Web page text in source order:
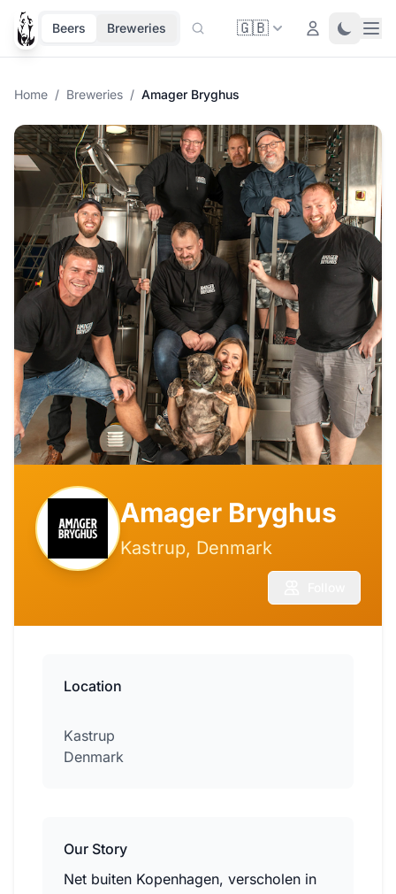
Beers Breweries 🇬🇧 Login Toggle
Home / Breweries / Amager Bryghus
Amager Bryghus
Kastrup, Denmark
Location
Kastrup
Denmark
Our Story
Net buiten Kopenhagen, verscholen in